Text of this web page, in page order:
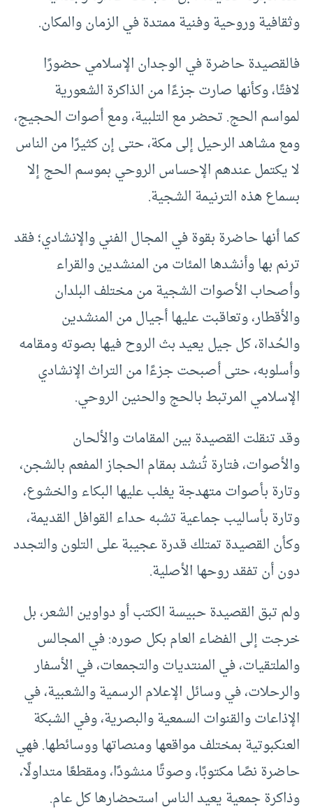
وثقافية وروحية وفنية ممتدة في الزمان والمكان.
فالقصيدة حاضرة في الوجدان الإسلامي حضورًا
لافتًا، وكأنها صارت جزءًا من الذاكرة الشعورية
لمواسم الحج. تحضر مع التلبية، ومع أصوات الحجيج،
ومع مشاهد الرحيل إلى مكة، حتى إن كثيرًا من الناس
لا يكتمل عندهم الإحساس الروحي بموسم الحج إلا
بسماع هذه الترنيمة الشجية.
كما أنها حاضرة بقوة في المجال الفني والإنشادي؛ فقد
ترنم بها وأنشدها المئات من المنشدين والقراء
وأصحاب الأصوات الشجية من مختلف البلدان
والأقطار، وتعاقبت عليها أجيال من المنشدين
والحُداة، كل جيل يعيد بث الروح فيها بصوته ومقامه
وأسلوبه، حتى أصبحت جزءًا من التراث الإنشادي
الإسلامي المرتبط بالحج والحنين الروحي.
وقد تنقلت القصيدة بين المقامات والألحان
والأصوات، فتارة تُنشد بمقام الحجاز المفعم بالشجن،
وتارة بأصوات متهدجة يغلب عليها البكاء والخشوع،
وتارة بأساليب جماعية تشبه حداء القوافل القديمة،
وكأن القصيدة تمتلك قدرة عجيبة على التلون والتجدد
دون أن تفقد روحها الأصلية.
ولم تبق القصيدة حبيسة الكتب أو دواوين الشعر، بل
خرجت إلى الفضاء العام بكل صوره: في المجالس
والملتقيات، في المنتديات والتجمعات، في الأسفار
والرحلات، في وسائل الإعلام الرسمية والشعبية، في
الإذاعات والقنوات السمعية والبصرية، وفي الشبكة
العنكبوتية بمختلف مواقعها ومنصاتها ووسائطها. فهي
حاضرة نصًا مكتوبًا، وصوتًا منشودًا، ومقطعًا متداولًا،
وذاكرة جمعية يعيد الناس استحضارها كل عام.